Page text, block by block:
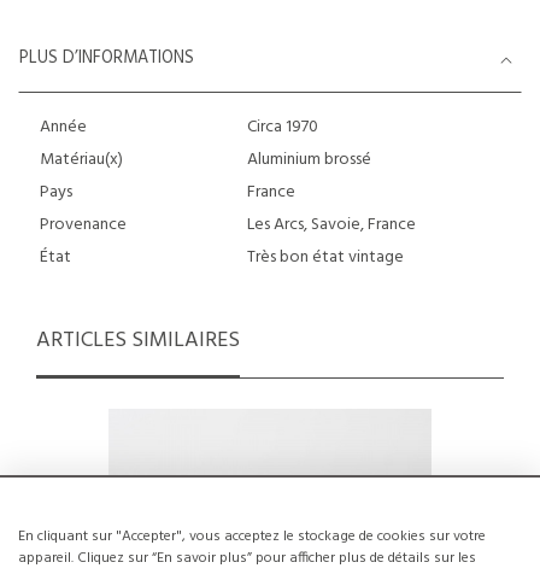
En cliquant sur "Accepter", vous acceptez le stockage de cookies sur votre
appareil. Cliquez sur “En savoir plus” pour afficher plus de détails sur les
PLUS D’INFORMATIONS
Année
Circa 1970
Matériau(x)
Aluminium brossé
Pays
France
Provenance
Les Arcs, Savoie, France
État
Très bon état vintage
ARTICLES SIMILAIRES